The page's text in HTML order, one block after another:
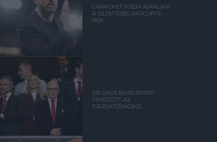
CARRICKET FOGJA AJÁNLANI
A VEZETŐSÉG RATCLIFFE-
NEK
SIR DAVE BRAILSFORD
TÁVOZOTT AZ
IGAZGATÓSÁGBÓL